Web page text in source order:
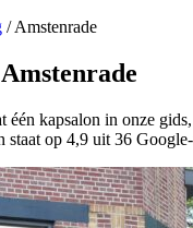
/Amstenrade
één kapsalon in onze
staat op 4,9 uit 36